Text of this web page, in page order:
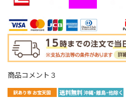
商品コメント３